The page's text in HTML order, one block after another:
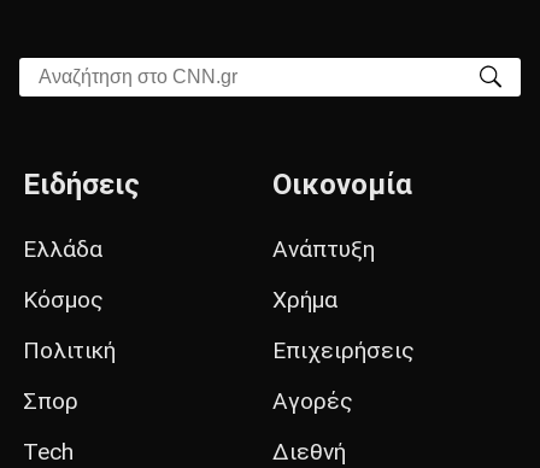
Αναζήτηση στο CNN.gr
Ειδήσεις
Ελλάδα
Κόσμος
Πολιτική
Σπορ
Tech
Οικονομία
Ανάπτυξη
Χρήμα
Επιχειρήσεις
Αγορές
Διεθνή